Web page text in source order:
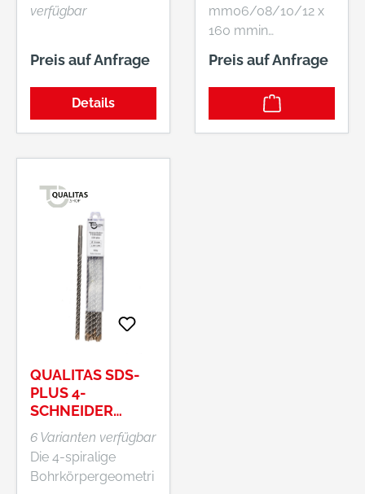
verfügbar
Preis auf Anfrage
Details
mm06/08/10/12 x
160 mmin
Preis auf Anfrage
QUALITAS SDS-
PLUS 4-
SCHNEIDER
BOHRER
6 Varianten verfügbar
Die 4-spiralige
Bohrkörpergeometri